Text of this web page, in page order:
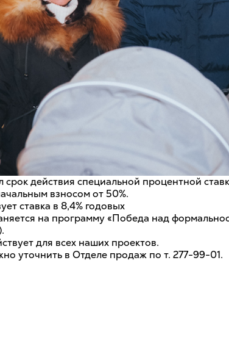
действия специальной процентной
взносом от 50%.
ставка в 8,4% годовых
на программу «Победа над
для всех наших проектов.
уточнить в Отделе продаж по т. 277-99-01.